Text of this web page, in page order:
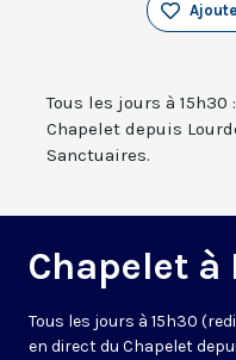
Tous les jours à
Chapelet depuis
Sanctuaires.
Chapelet à
Tous les jours à 15h30
en direct du Chapelet